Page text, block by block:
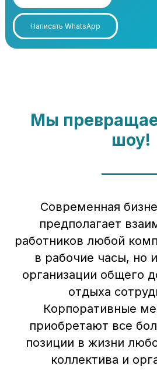
Написать WhatsApp
Мы
шоу!
Современная
предполагает
работников любой
в рабочие часы, но
организации общего
отдыха
Корпоративные
приобретают все
позиции в жизни
коллектива и